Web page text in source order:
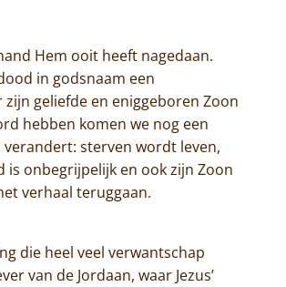
Hem ooit heeft nagedaan.
in godsnaam een
geliefde en eniggeboren Zoon
hebben komen we nog een
sterven wordt leven,
onbegrijpelijk en ook zijn Zoon
verhaal teruggaan.
die heel veel verwantschap
van de Jordaan, waar Jezus’